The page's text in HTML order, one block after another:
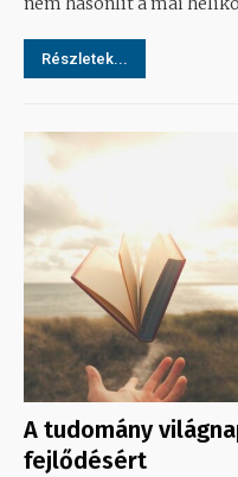
Részletek...
A tudomány
fejlődésért